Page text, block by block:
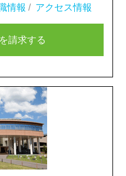
情報 / アクセス情報
請求する